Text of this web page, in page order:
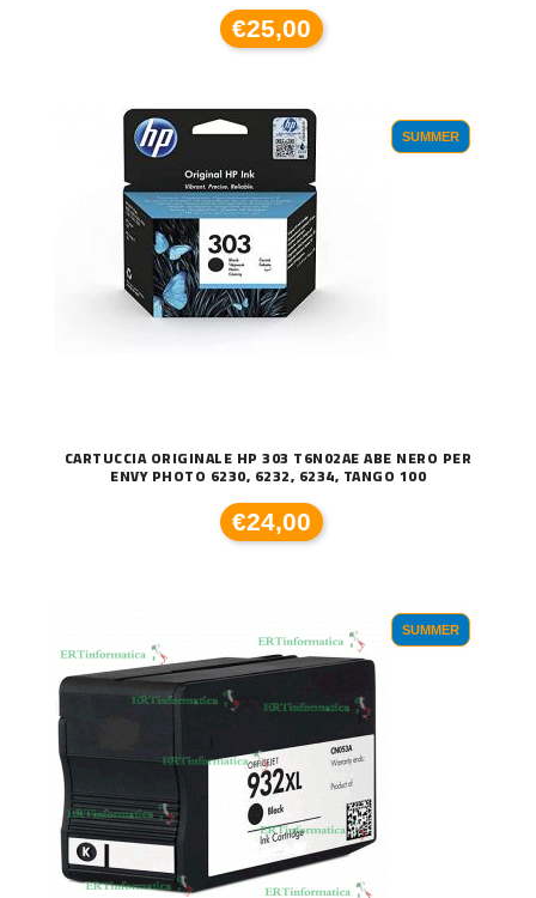
€25,00
SUMMER
CARTUCCIA ORIGINALE HP 303 T6N02AE ABE NERO PER
ENVY PHOTO 6230, 6232, 6234, TANGO 100
€24,00
SUMMER